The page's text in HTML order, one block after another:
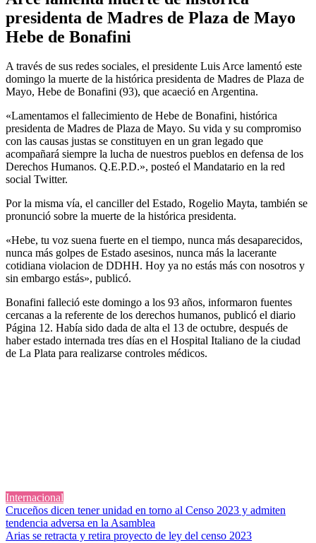
presidenta de Madres de Plaza de Mayo
Hebe de Bonafini
A través de sus redes sociales, el presidente Luis Arce lamentó este
domingo la muerte de la histórica presidenta de Madres de Plaza de
Mayo, Hebe de Bonafini (93), que acaeció en Argentina.
«Lamentamos el fallecimiento de Hebe de Bonafini, histórica
presidenta de Madres de Plaza de Mayo. Su vida y su compromiso
con las causas justas se constituyen en un gran legado que
acompañará siempre la lucha de nuestros pueblos en defensa de los
Derechos Humanos. Q.E.P.D.», posteó el Mandatario en la red
social Twitter.
Por la misma vía, el canciller del Estado, Rogelio Mayta, también se
pronunció sobre la muerte de la histórica presidenta.
«Hebe, tu voz suena fuerte en el tiempo, nunca más desaparecidos,
nunca más golpes de Estado asesinos, nunca más la lacerante
cotidiana violacion de DDHH. Hoy ya no estás más con nosotros y
sin embargo estás», publicó.
Bonafini falleció este domingo a los 93 años, informaron fuentes
cercanas a la referente de los derechos humanos, publicó el diario
Página 12. Había sido dada de alta el 13 de octubre, después de
haber estado internada tres días en el Hospital Italiano de la ciudad
de La Plata para realizarse controles médicos.
Internacional
Navegación
de
Cruceños dicen tener unidad en torno al Censo 2023 y admiten
tendencia adversa en la Asamblea
Arias se retracta y retira proyecto de ley del censo 2023